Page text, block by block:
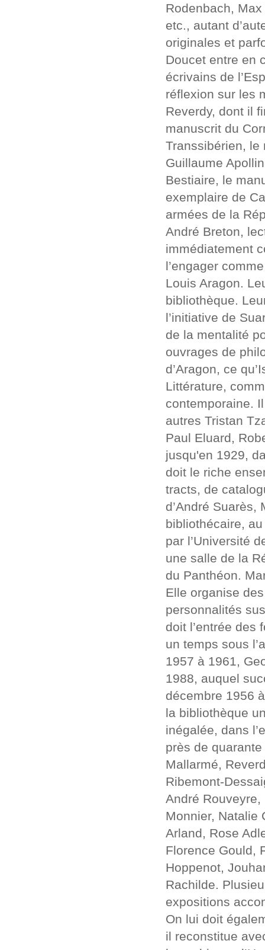
Rodenbach,
etc., autant
originales et
Doucet entre en
écrivains de
réflexion sur les
Reverdy, dont il
manuscrit du
Transsibérien, le
Guillaume
Bestiaire, le
exemplaire de
armées de la
André Breton,
immédiatement
l’engager
Louis Aragon.
bibliothèque.
l’initiative de
de la mentalité
ouvrages de
d’Aragon, ce
Littérature,
contemporaine.
autres Tristan
Paul Eluard,
jusqu'en 1929,
doit le riche
tracts, de
d’André Suarès,
bibliothécaire,
par l’Université
une salle de la
du Panthéon.
Elle organise
personnalités
doit l’entrée des
un temps sous
1957 à 1961,
1988, auquel
décembre 1956
la bibliothèque
inégalée, dans
près de
Mallarmé,
Ribemont-
André
Monnier, Natalie
Arland, Rose
Florence Gould,
Hoppenot,
Rachilde.
expositions
On lui doit
il reconstitue